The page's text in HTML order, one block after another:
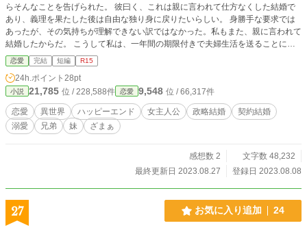
らそんなことを告げられた。 彼曰く、これは親に言われて仕方なくした結婚で
あり、義理を果たした後は自由な独り身に戻りたいらしい。 身勝手な要求では
あったが、その気持ちが理解できない訳ではなかった。私もまた、親に言われて
結婚したからだ。 こうして私は、一年間の期限付きで夫婦生活を送ることにな
った。 マグナスは紳士的な人物であり、最初に言ってきた要求以外は良き夫で
あった。故に私は、それなりに楽しい生活を送ることができた。 「もう少し様
子を見たいと思っている。流石に一年では両親も納得しそうにない」 一年が経
った後、マグナスはそんなことを言ってきた。 それに関しては、私も納得し
た。彼の言う通り、流石に離婚までが早すぎると思ったからだ。 それから一年
後も、マグナスは離婚の話をしなかった。まだ様子を見たいということなのだろ
う。 夫がいつ離婚を切り出してくるのか、そんなことを思いながら私は日々を
恋愛 完結 短編 R15
24h.ポイント 28pt
小説 21,785 位 / 228,588件 恋愛 9,548 位 / 66,317件
恋愛 異世界 ハッピーエンド 女主人公 政略結婚
契約結婚
溺愛
兄弟 妹 ざまぁ
感想数 2
文字数 48,232
最終更新日 2023.08.27
登録日 2023.08.08
27 お気に入り追加 24